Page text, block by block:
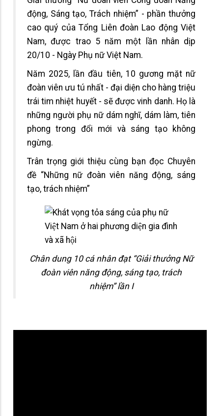
động, Sáng tạo, Trách nhiệm” - phần thưởng
cao quý của Tổng Liên đoàn Lao động Việt
Nam, được trao 5 năm một lần nhân dịp
20/10 - Ngày Phụ nữ Việt Nam.
Năm 2025, lần đầu tiên, 10 gương mặt nữ
đoàn viên ưu tú nhất - đại diện cho hàng triệu
trái tim nhiệt huyết - sẽ được vinh danh. Họ là
những người phụ nữ dám nghĩ, dám làm, tiên
phong trong đổi mới và sáng tạo không
ngừng.
Trân trọng giới thiệu cùng bạn đọc Chuyên
đề “Những nữ đoàn viên năng động, sáng
tạo, trách nhiệm”
Chân dung 10 cá nhân đạt “Giải thưởng Nữ
đoàn viên năng động, sáng tạo, trách
nhiệm” lần I